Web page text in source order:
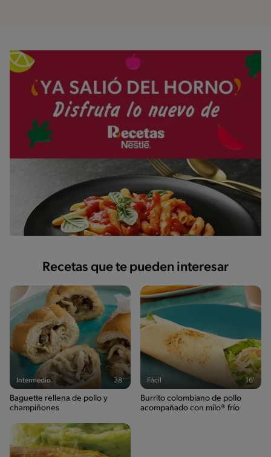
Recetas que te pueden interesar
Intermedio 38'
Baguette rellena de pollo y
champiñones
Fácil 16'
Burrito colombiano de pollo
acompañado con milo® frío